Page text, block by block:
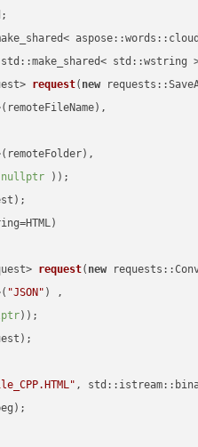
std::wstring
request( new
nullptr ))
request( new
"JSON" ) ,
))
,